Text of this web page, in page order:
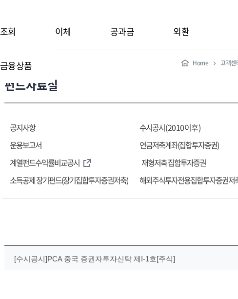
조회 이체 공과금 외환
금융상품 Home 고객센
펀드자료실
공지사항 수시공시(2010이후)
운용보고서
연금저축계좌(집합투자증권)
계열펀드수익률비교공시
재형저축 집합투자증권
소득공제 장기펀드(장기집합투자증권저축)
해외주식투자전용집합투자증권저
[수시공시]PCA 중국 증권자투자신탁 제I-1호[주식]